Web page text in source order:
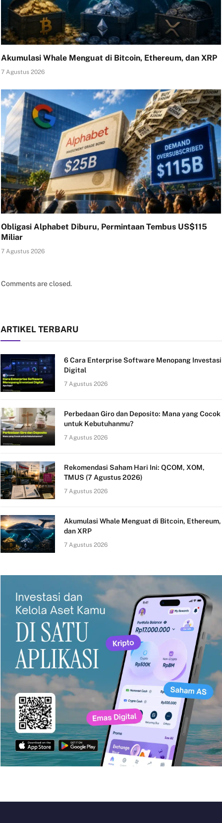
Akumulasi Whale Menguat di Bitcoin, Ethereum, dan XRP
7 Agustus 2026
Obligasi Alphabet Diburu, Permintaan Tembus US$115
Miliar
7 Agustus 2026
Comments are closed.
ARTIKEL TERBARU
6 Cara Enterprise Software Menopang Investasi
Digital
7 Agustus 2026
Perbedaan Giro dan Deposito: Mana yang Cocok
untuk Kebutuhanmu?
7 Agustus 2026
Rekomendasi Saham Hari Ini: QCOM, XOM,
TMUS (7 Agustus 2026)
7 Agustus 2026
Akumulasi Whale Menguat di Bitcoin, Ethereum,
dan XRP
7 Agustus 2026